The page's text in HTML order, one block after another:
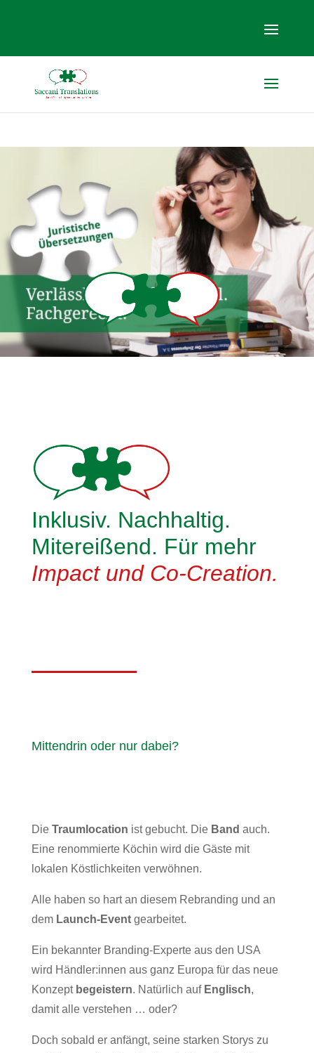
Inklusiv. Nachhaltig.
Mitereißend. Für mehr
Impact und Co-Creation.
Mittendrin oder nur dabei?
Die Traumlocation ist gebucht. Die Band auch.
Eine renommierte Köchin wird die Gäste mit
lokalen Köstlichkeiten verwöhnen.
Alle haben so hart an diesem Rebranding und an
dem Launch-Eventgearbeitet.
Ein bekannter Branding-Experte aus den USA
wird Händler:innen aus ganz Europa für das neue
Konzept begeistern. Natürlich auf Englisch,
damit alle verstehen … oder?
Doch sobald er anfängt, seine starken Storys zu